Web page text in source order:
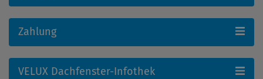
Zahlung
VELUX Dachfenster-Infothek